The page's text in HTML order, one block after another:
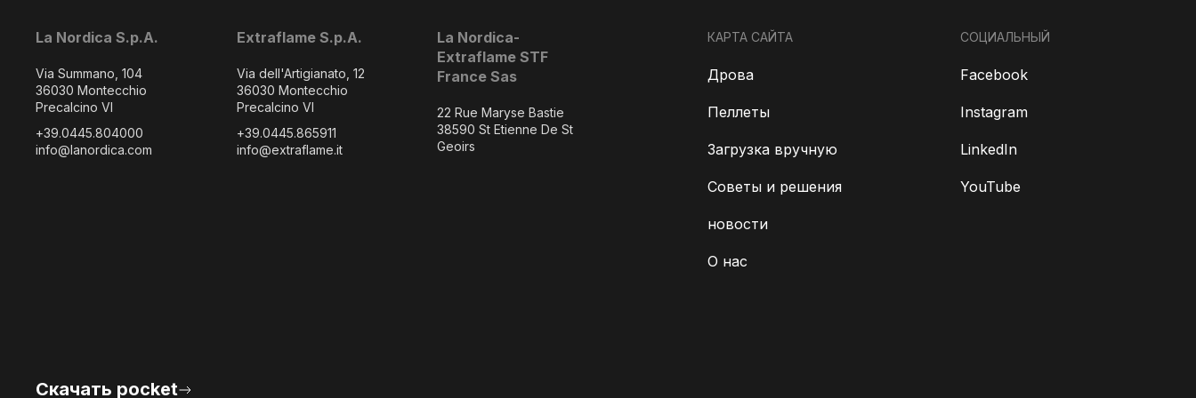
La Nordica S.p.A.
Via Summano, 104
36030 Montecchio
Precalcino VI
+39.0445.804000
info@lanordica.com
Extraflame S.p.A.
Via dell'Artigianato, 12
36030 Montecchio
Precalcino VI
+39.0445.865911
info@extraflame.it
La Nordica-
Extraflame STF
France Sas
22 Rue Maryse Bastie
38590 St Etienne De St
Geoirs
Скачать pocket
КАРТА САЙТА
Дрова
Пеллеты
Загрузка вручную
Советы и решения
новости
О нас
СОЦИАЛЬНЫЙ
Facebook
Instagram
LinkedIn
YouTube